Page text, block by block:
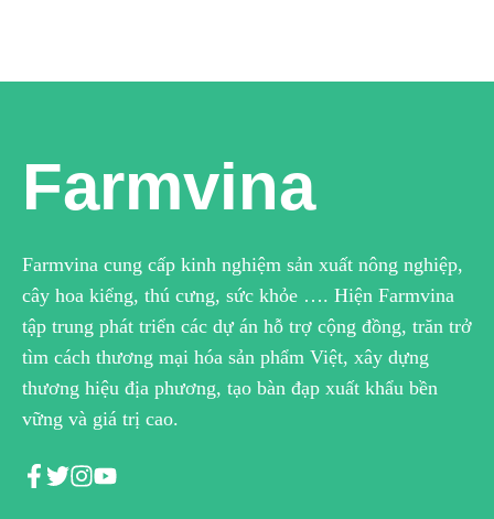
Farmvina
Farmvina cung cấp kinh nghiệm sản xuất nông nghiệp,
cây hoa kiểng, thú cưng, sức khỏe …. Hiện Farmvina
tập trung phát triển các dự án hỗ trợ cộng đồng, trăn trở
tìm cách thương mại hóa sản phẩm Việt, xây dựng
thương hiệu địa phương, tạo bàn đạp xuất khẩu bền
vững và giá trị cao.